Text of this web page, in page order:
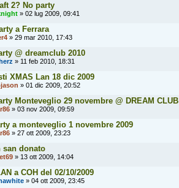
2? No party
» 02 lug 2009, 09:41
a Ferrara
» 29 mar 2010, 17:43
@ dreamclub 2010
» 11 feb 2010, 18:31
XMAS Lan 18 dic 2009
» 01 dic 2009, 20:52
Monteveglio 29 novembre @ DREAM CLUB
» 03 nov 2009, 09:59
a monteveglio 1 novembre 2009
» 27 ott 2009, 23:23
san donato
» 13 ott 2009, 14:04
a COH del 02/10/2009
» 04 ott 2009, 23:45